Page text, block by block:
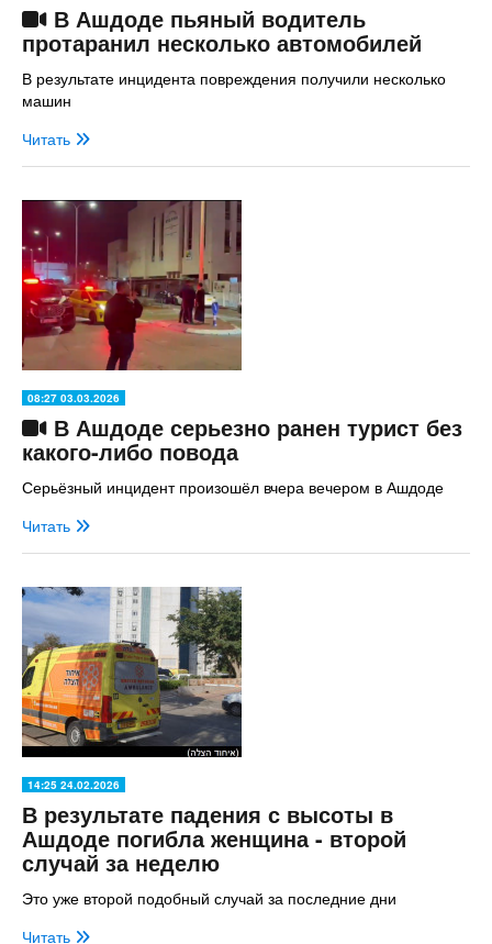
В Ашдоде пьяный водитель
протаранил несколько автомобилей
В результате инцидента повреждения получили несколько
машин
Читать
08:27 03.03.2026
В Ашдоде серьезно ранен турист без
какого-либо повода
Серьёзный инцидент произошёл вчера вечером в Ашдоде
Читать
14:25 24.02.2026
В результате падения с высоты в
Ашдоде погибла женщина - второй
случай за неделю
Это уже второй подобный случай за последние дни
Читать